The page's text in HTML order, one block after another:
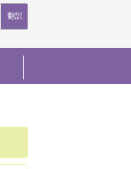
翻訳